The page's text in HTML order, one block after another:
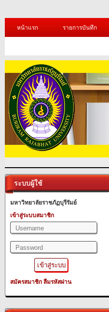
หน้าแรก รายการบันทึก
ระบบผู้ใช้
มหาวิทยาลัยราชภัฏบุรีรัมย์
เข้าสู่ระบบสมาชิก
สมัครสมาชิก ลืมรหัสผ่าน